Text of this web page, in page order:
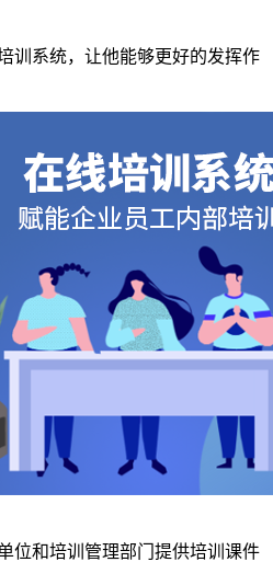
训系统，让他能够更好的发挥作
位和培训管理部门提供培训课件